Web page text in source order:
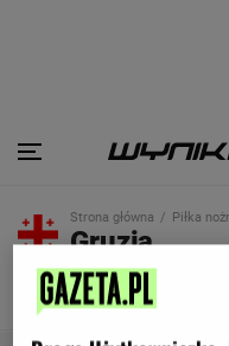
Strona główna Piłka
Gruzja
SKŁAD